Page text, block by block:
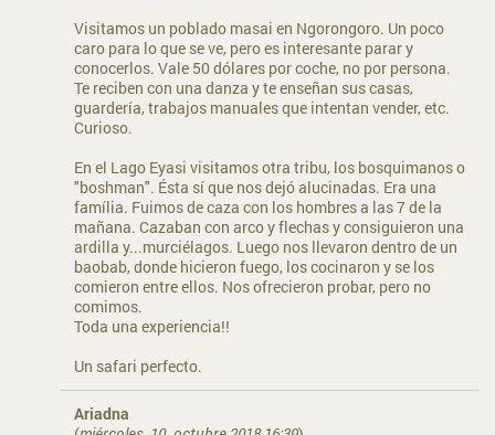
Visitamos un poblado masai en Ngorongoro. Un poco
caro para lo que se ve, pero es interesante parar y
conocerlos. Vale 50 dólares por coche, no por persona.
Te reciben con una danza y te enseñan sus casas,
guardería, trabajos manuales que intentan vender, etc.
Curioso.
En el Lago Eyasi visitamos otra tribu, los bosquimanos o
"boshman". Ésta sí que nos dejó alucinadas. Era una
família. Fuimos de caza con los hombres a las 7 de la
mañana. Cazaban con arco y flechas y consiguieron una
ardilla y...murciélagos. Luego nos llevaron dentro de un
baobab, donde hicieron fuego, los cocinaron y se los
comieron entre ellos. Nos ofrecieron probar, pero no
comimos.
Toda una experiencia!!
Un safari perfecto.
Ariadna